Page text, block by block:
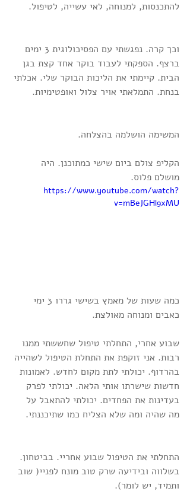
להתכנסות, למנוחה, לאי עשייה, לטיפול.
וכך קרה. נפגשתי עם הפסיכולוגית 3 ימים
ברצף. הספקתי לעבוד בוקר אחד קצת בגן
הבית. קיימתי את הליכות הבוקר שלי. אכלתי
בנחת. התמלאתי אויר צלול ואופטימיות.
המשימה הושלמה בהצלחה.
הקליפ צולם ביום שישי כמתוכנן. היה
מושלם פלוס.
https://www.youtube.com/watch?
v=mBeJGHl9xMU
כמה שעות של מאמץ בשישי גררו 3 ימי
כאבים ומנוחה מאולצת.
שבוע אחרי, התחלתי טיפול שחששתי ממנו
רבות. אני זוקפת את התחלת הטיפול לשהייה
בהרדוף. יכולתי לתת מקום לחדש. לאמונות
חדשות שישרתו אותי הלאה. יכולתי לפרק
בעדינות את הפחדים. יכולתי להתאבל על
מה שהיה ומה שלא הצליח כמו שתיכננתי.
התחלתי את הטיפול שבוע אחריי. בביטחון.
בשלווה ובידיעה שרק טוב מונח לפניי( שוב
ותמיד, יש לומר).